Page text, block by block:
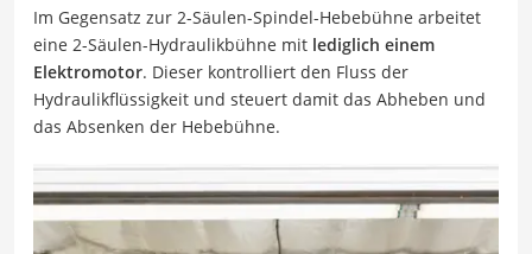
Im Gegensatz zur 2-Säulen-Spindel-Hebebühne arbeitet
eine 2-Säulen-Hydraulikbühne mit lediglich einem
Elektromotor. Dieser kontrolliert den Fluss der
Hydraulikflüssigkeit und steuert damit das Abheben und
das Absenken der Hebebühne.